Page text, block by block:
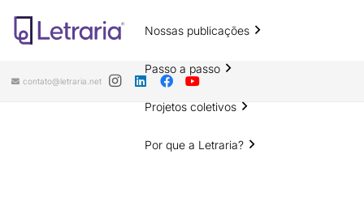
Nossas publicações
Passo a passo
Projetos coletivos
Por que a Letraria?
contato@letraria.net